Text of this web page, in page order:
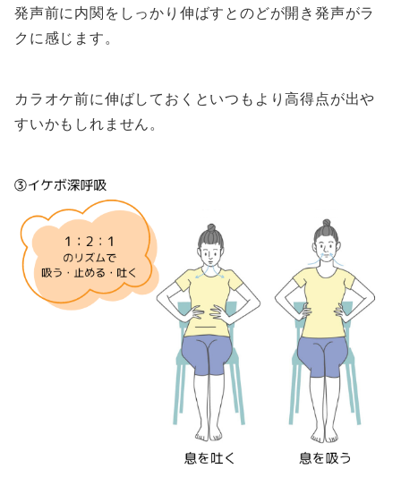
発声前に内関をしっかり伸ばすとのどが開き発声がラ
クに感じます。
カラオケ前に伸ばしておくといつもより高得点が出や
すいかもしれません。